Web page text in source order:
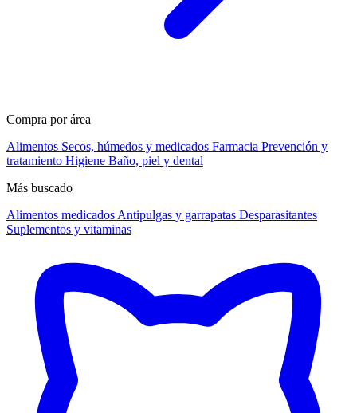
Compra por área
Alimentos Secos, húmedos y medicados Farmacia Prevención y
tratamiento Higiene Baño, piel y dental
Más buscado
Alimentos medicados Antipulgas y garrapatas Desparasitantes
Suplementos y vitaminas